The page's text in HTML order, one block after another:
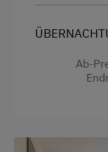
Minigolf
Nordic
Skibusnähe
Ausstattung
4Ab-